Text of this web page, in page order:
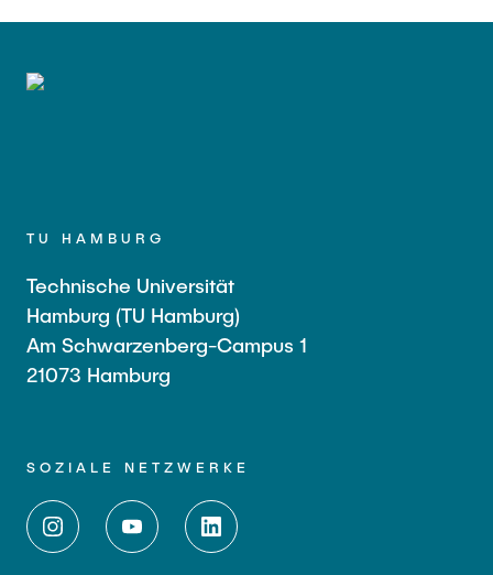
TU HAMBURG
Technische Universität
Hamburg (TU Hamburg)
Am Schwarzenberg-Campus 1
21073 Hamburg
SOZIALE NETZWERKE